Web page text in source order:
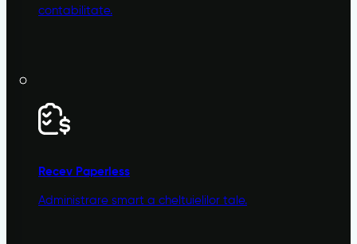
contabilitate.
Recev Paperless
Administrare smart a cheltuielilor tale.